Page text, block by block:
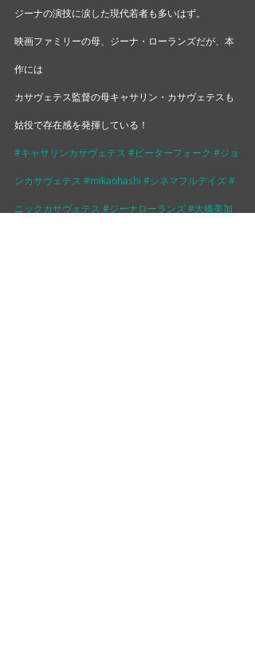
ジーナの演技に涙した現代若者も多いはず。
映画ファミリーの母、ジーナ・ローランズだが、本
作には
カサヴェテス監督の母キャサリン・カサヴェテスも
姑役で存在感を発揮している！
#キャサリンカサヴェテス #ピーターフォーク #ジョ
ンカサヴェテス #mikaohashi #シネマフルデイズ#
ニックカサヴェテス #ジーナローランズ#大橋美加